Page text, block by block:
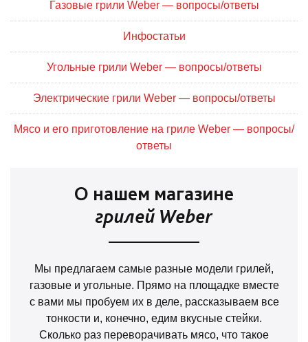
Газовые грили Weber — вопросы/ответы
Инфостатьи
Угольные грили Weber — вопросы/ответы
Электрические грили Weber — вопросы/ответы
Мясо и его приготовление на гриле Weber — вопросы/
ответы
О нашем магазине
грилей Weber
Мы предлагаем самые разные модели грилей,
газовые и угольные. Прямо на площадке вместе
с вами мы пробуем их в деле, рассказываем все
тонкости и, конечно, едим вкусные стейки.
Сколько раз переворачивать мясо, что такое